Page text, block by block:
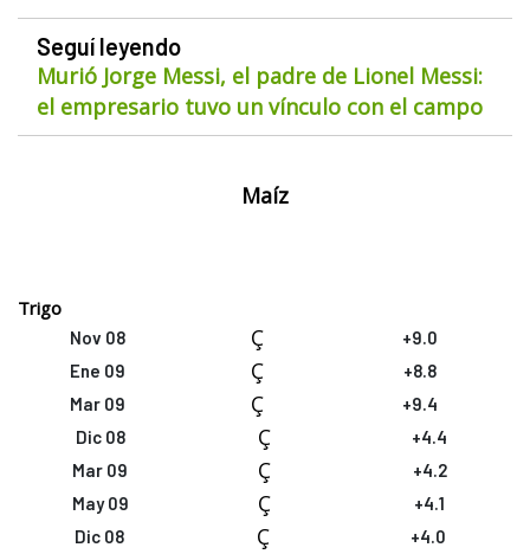
Seguí leyendo
Murió Jorge Messi, el padre de Lionel Messi:
el empresario tuvo un vínculo con el campo
Maíz
Trigo
Nov 08 Ç
+9.0
Ene 09
Ç
+8.8
Mar 09
Ç
+9.4
Dic 08
Ç
+4.4
Mar 09
Ç
+4.2
May 09
Ç
+4.1
Dic 08
Ç
+4.0